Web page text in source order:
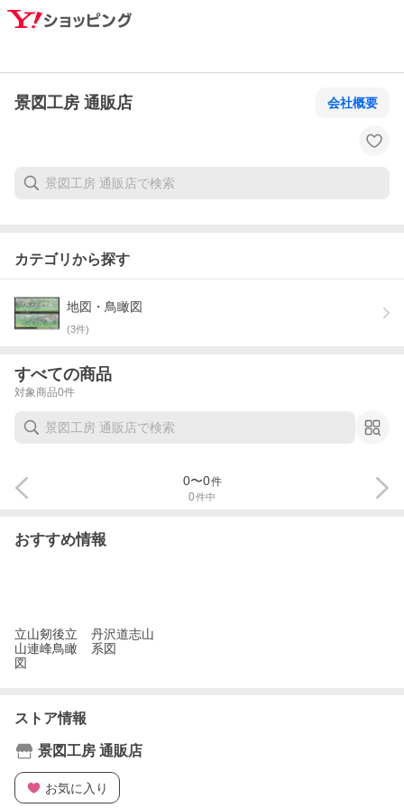
景図工房 通販店 会社概要
カテゴリから探す
地図・鳥瞰図
(3件)
すべての商品
対象商品0件
0件中
0〜0件
おすすめ情報
立山剱後立
山連峰鳥瞰
図
丹沢道志山
系図
ストア情報
景図工房 通販店
お気に入り